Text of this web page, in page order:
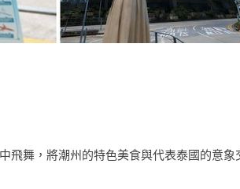
飛舞，將潮州的特色美食與代表泰國的意